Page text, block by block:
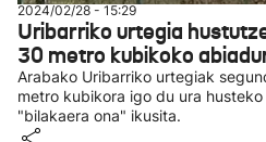
2024/02/28 - 15:29
Uribarriko urtegia
30 metro kubikoko
Arabako Uribarriko urtegiak
metro kubikora igo du ura
"bilakaera ona" ikusita.